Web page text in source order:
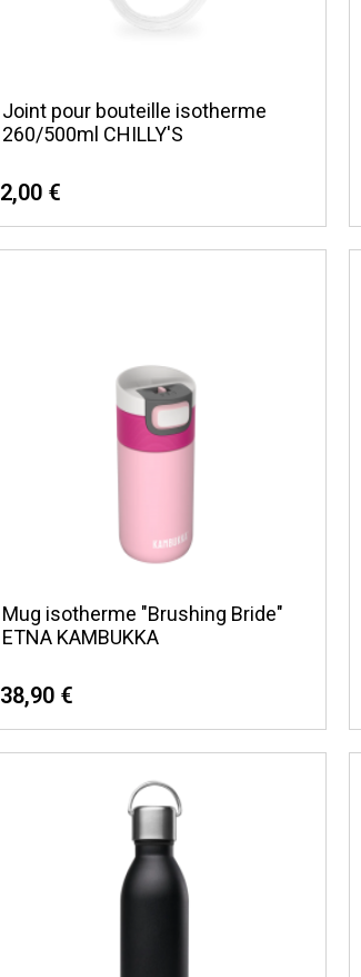
Joint pour bouteille isotherme
260/500ml CHILLY'S
2,00 €
Mug isotherme "Brushing Bride"
ETNA KAMBUKKA
38,90 €